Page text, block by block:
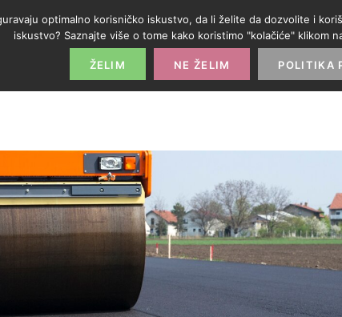
POČETNA PROMO IZLOG
optimalno korisničko iskustvo, da li želite da dozvolite i
iskustvo? Saznajte više o tome kako koristimo "kolačiće" klikom
ŽELIM NE ŽELIM POLITIKA